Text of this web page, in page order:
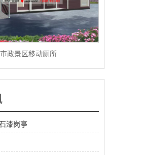
市政景区移动厕所
漆岗亭